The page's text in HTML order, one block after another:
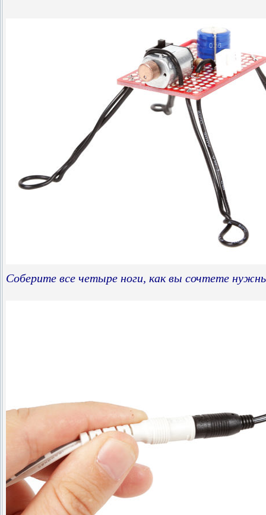
Соберите все четыре ноги, как вы сочтете